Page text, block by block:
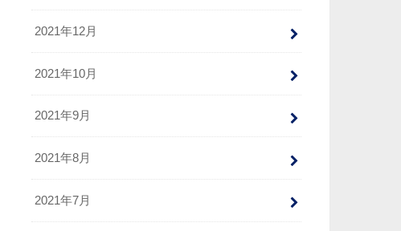
2021年12月
2021年10月
2021年9月
2021年8月
2021年7月